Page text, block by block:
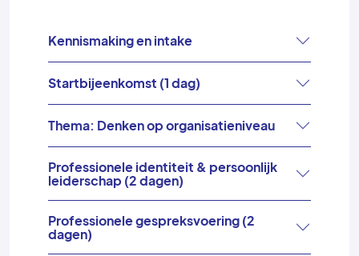
Kennismaking en intake
Startbijeenkomst (1 dag)
Thema: Denken op organisatieniveau
Professionele identiteit & persoonlijk
leiderschap (2 dagen)
Professionele gespreksvoering (2
dagen)